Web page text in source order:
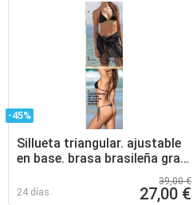
-45%
Sillueta triangular. ajustable
en base. brasa brasileña gra-
24 días
39,00 €
27,00 €